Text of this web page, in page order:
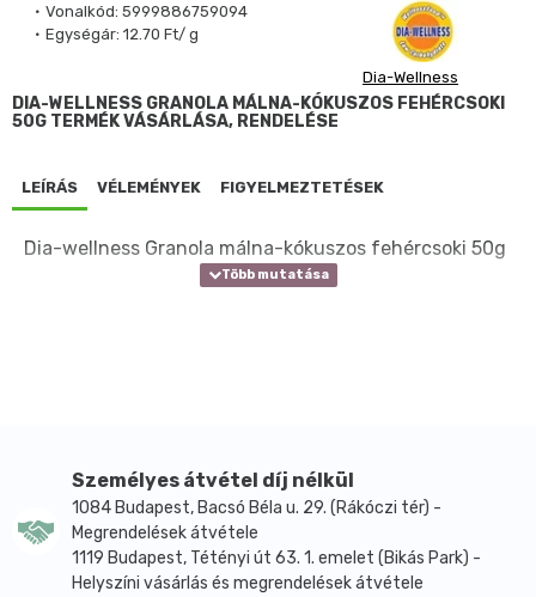
Vonalkód: 5999886759094
Egységár: 12.70 Ft/ g
Dia-Wellness
DIA-WELLNESS GRANOLA MÁLNA-KÓKUSZOS FEHÉRCSOKI
50G TERMÉK VÁSÁRLÁSA, RENDELÉSE
LEÍRÁS VÉLEMÉNYEK FIGYELMEZTETÉSEK
Dia-wellness Granola málna-kókuszos fehércsoki 50g
Személyes átvétel díj nélkül
1084 Budapest, Bacsó Béla u. 29. (Rákóczi tér) -
Megrendelések átvétele
1119 Budapest, Tétényi út 63. 1. emelet (Bikás Park) -
Helyszíni vásárlás és megrendelések átvétele